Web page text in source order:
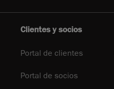
Clientes y socios
Portal de clientes
Portal de socios